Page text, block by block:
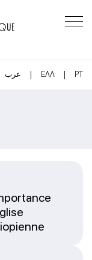
عرب | ΕΛΛ | PT